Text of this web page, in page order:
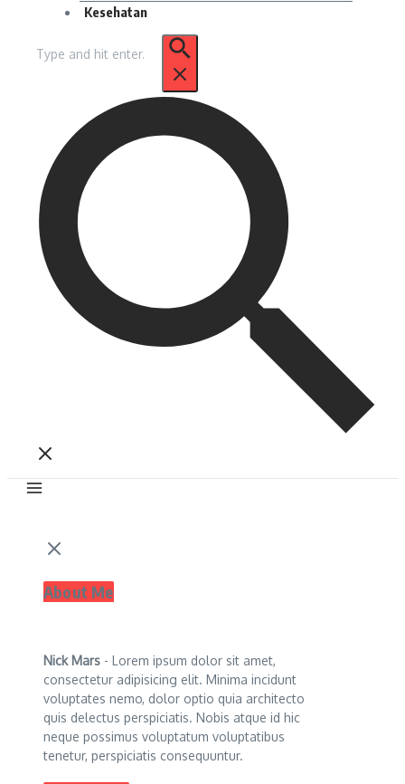
Kesehatan
untuk:
About Me
Nick Mars - Lorem ipsum dolor sit amet,
consectetur adipisicing elit. Minima incidunt
voluptates nemo, dolor optio quia architecto
quis delectus perspiciatis. Nobis atque id hic
neque possimus voluptatum voluptatibus
tenetur, perspiciatis consequuntur.